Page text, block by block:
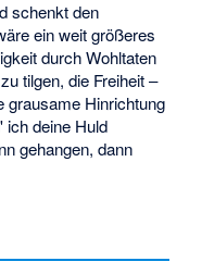
schenkt den
ein weit größeres
durch Wohltaten
tilgen, die Freiheit –
grausame Hinrichtung
ich deine Huld
gehangen, dann